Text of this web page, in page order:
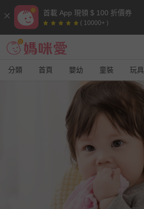
首載 App 現領 $ 100 折價券
( 10000+ )
分類 首頁 嬰幼 童裝 玩具